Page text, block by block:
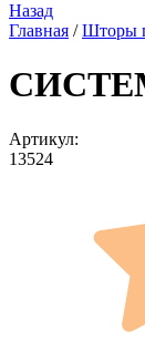
Назад
Главная / Шторы
Артикул:
13524